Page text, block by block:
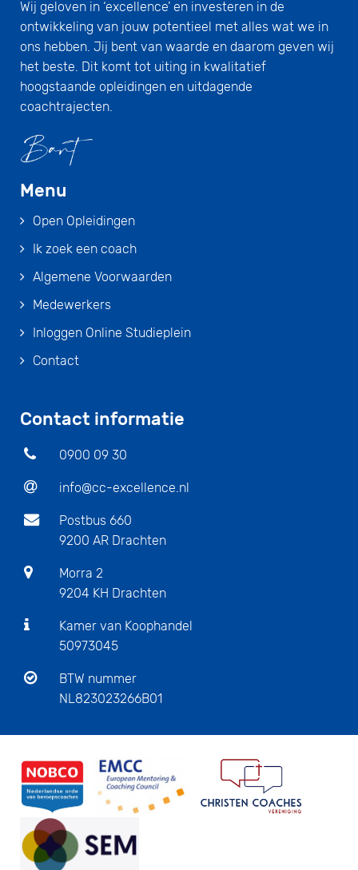
Wij geloven in ‘excellence’ en investeren in de
ontwikkeling van jouw potentieel met alles wat we in
ons hebben. Jij bent van waarde en daarom geven wij
het beste. Dit komt tot uiting in kwalitatief
hoogstaande opleidingen en uitdagende
coachtrajecten.
Menu
Open Opleidingen
Ik zoek een coach
Algemene Voorwaarden
Medewerkers
Inloggen Online Studieplein
Contact
Contact informatie
0900 09 30
info@cc-excellence.nl
Postbus 660
9200 AR Drachten
Morra 2
9204 KH Drachten
Kamer van Koophandel
50973045
BTW nummer
NL823023266B01